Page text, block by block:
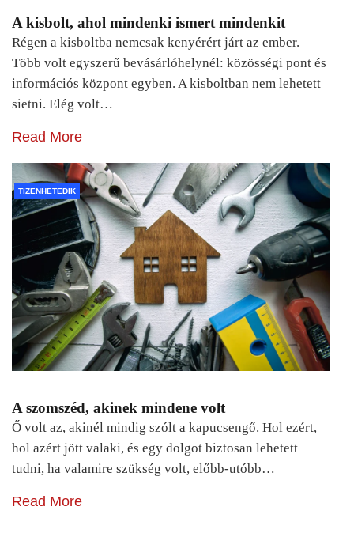
A kisbolt, ahol mindenki ismert mindenkit
Régen a kisboltba nemcsak kenyérért járt az ember.
Több volt egyszerű bevásárlóhelynél: közösségi pont és
információs központ egyben. A kisboltban nem lehetett
sietni. Elég volt…
Read More
TIZENHETEDIK
A szomszéd, akinek mindene volt
Ő volt az, akinél mindig szólt a kapucsengő. Hol ezért,
hol azért jött valaki, és egy dolgot biztosan lehetett
tudni, ha valamire szükség volt, előbb-utóbb…
Read More